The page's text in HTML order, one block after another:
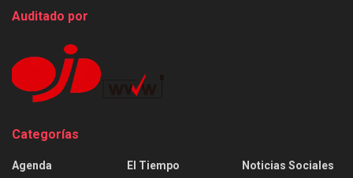
Auditado por
Categorías
Agenda
El Tiempo
Noticias Sociales